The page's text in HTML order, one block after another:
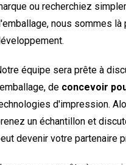
ou recherchiez
nous sommes là
équipe sera prête à
de concevoir
d'impression.
un échantillon et
devenir votre partenaire